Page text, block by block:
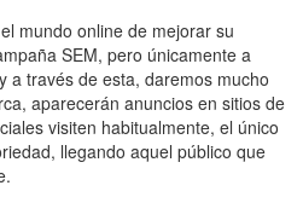
mundo online de mejorar su
SEM, pero únicamente a
a través de esta, daremos mucho
aparecerán anuncios en sitios de
visiten habitualmente, el único
llegando aquel público que